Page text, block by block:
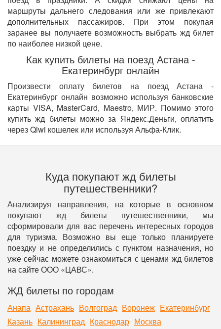
маршруты дальнего следования или же привлекают
дополнительных пассажиров. При этом покупая
заранее вы получаете возможность выбрать жд билет
по наиболее низкой цене.
Как купить билеты на поезд Астана -
Екатеринбург онлайн
Произвести оплату билетов на поезд Астана -
Екатеринбург онлайн возможно используя банковские
карты VISA, MasterCard, Maestro, МИР. Помимо этого
купить жд билеты можно за Яндекс.Деньги, оплатить
через Qiwi кошелек или используя Альфа-Клик.
Куда покупают жд билеты
путешественники?
Анализируя направления, на которые в основном
покупают жд билеты путешественники, мы
сформировали для вас перечень интересных городов
для туризма. Возможно вы еще только планируете
поездку и не определились с пунктом назначения, но
уже сейчас можете ознакомиться с ценами жд билетов
на сайте ООО «ЦАВС».
ЖД билеты по городам
Анапа Астрахань Волгоград Воронеж Екатеринбург
Казань Калининград Краснодар Москва